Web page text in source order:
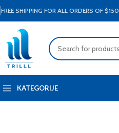
FREE SHIPPING FOR ALL ORDERS OF $150
KATEGORIJE